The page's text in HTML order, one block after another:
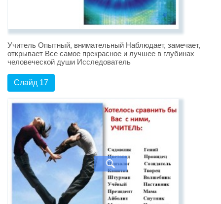
Учитель Опытный, внимательный Наблюдает, замечает,
открывает Все самое прекрасное и лучшее в глубинах
человеческой души Исследователь
Слайд 17